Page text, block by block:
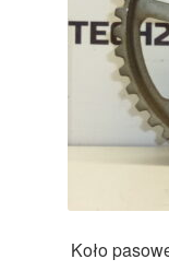
Koło